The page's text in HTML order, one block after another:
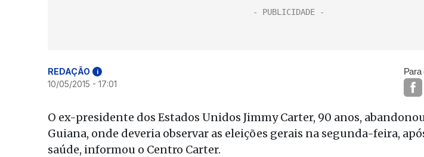
REDAÇÃO i
10/05/2015 - 17:01
Para
O ex-presidente dos Estados Unidos Jimmy Carter, 90 anos,
Guiana, onde deveria observar as eleições gerais na segunda-feira,
saúde, informou o Centro Carter.